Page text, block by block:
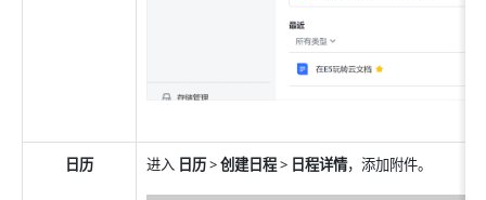
日历 进入 日历 > 创建日程 > 日程详情，添加附件。